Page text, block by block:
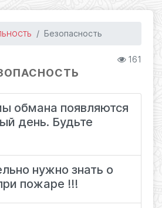
Безопасность
161
обмана появляются
день. Будьте
нужно знать о
пожаре !!!